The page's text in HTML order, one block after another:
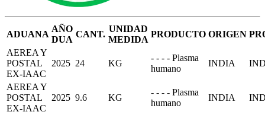
ADUANA
AÑO
DUA
CANT.
UNIDAD
MEDIDA
PRODUCTO ORIGEN
AEREA Y
POSTAL
EX-IAAC
2025 24 KG
- - - - Plasma
humano
INDIA
AEREA Y
POSTAL
EX-IAAC
2025 9.6 KG
- - - - Plasma
humano
INDIA